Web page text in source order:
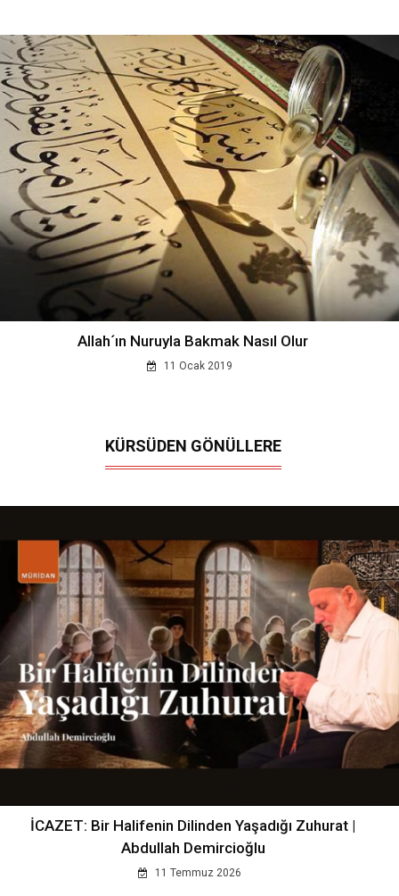
Allah´ın Nuruyla Bakmak Nasıl Olur
11 Ocak 2019
KÜRSÜDEN GÖNÜLLERE
İCAZET: Bir Halifenin Dilinden Yaşadığı Zuhurat |
Abdullah Demircioğlu
11 Temmuz 2026